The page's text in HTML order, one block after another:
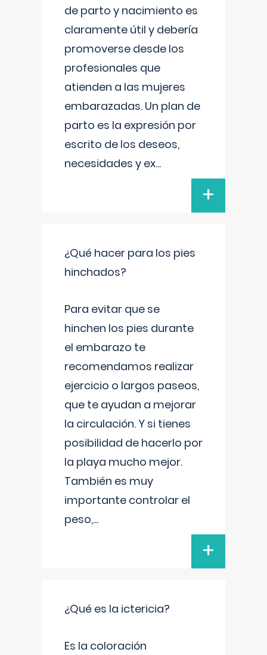
de parto y nacimiento es
claramente útil y debería
promoverse desde los
profesionales que
atienden a las mujeres
embarazadas. Un plan de
parto es la expresión por
escrito de los deseos,
necesidades y ex...
+
¿Qué hacer para los pies
hinchados?
Para evitar que se
hinchen los pies durante
el embarazo te
recomendamos realizar
ejercicio o largos paseos,
que te ayudan a mejorar
la circulación. Y si tienes
posibilidad de hacerlo por
la playa mucho mejor.
También es muy
importante controlar el
peso,...
+
¿Qué es la ictericia?
Es la coloración